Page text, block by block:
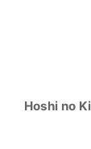
Hoshi no